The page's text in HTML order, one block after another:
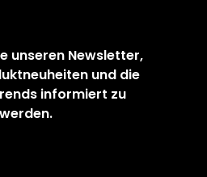
unseren Newsletter,
und die
informiert zu
werden.